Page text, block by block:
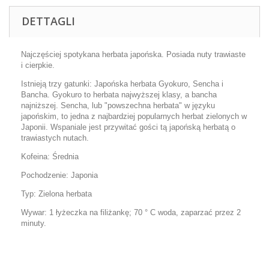
DETTAGLI
Najczęściej spotykana herbata japońska. Posiada nuty trawiaste
i cierpkie.
Istnieją trzy gatunki: Japońska herbata Gyokuro, Sencha i
Bancha. Gyokuro to herbata najwyższej klasy, a bancha
najniższej. Sencha, lub "powszechna herbata" w języku
japońskim, to jedna z najbardziej popularnych herbat zielonych w
Japonii. Wspaniale jest przywitać gości tą japońską herbatą o
trawiastych nutach.
Kofeina: Średnia
Pochodzenie: Japonia
Typ: Zielona herbata
Wywar: 1 łyżeczka na filiżankę; 70 ° C woda, zaparzać przez 2
minuty.